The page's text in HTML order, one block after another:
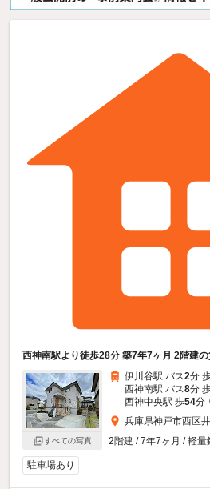
西神南駅より徒歩28分 築7年7ヶ月 2階建
すべての写真
伊川谷駅 バス2分
西神南駅 バス8分
西神中央駅 歩54分
兵庫県神戸市西区
2階建 / 7年7ヶ月 / 軽量
駐車場あり